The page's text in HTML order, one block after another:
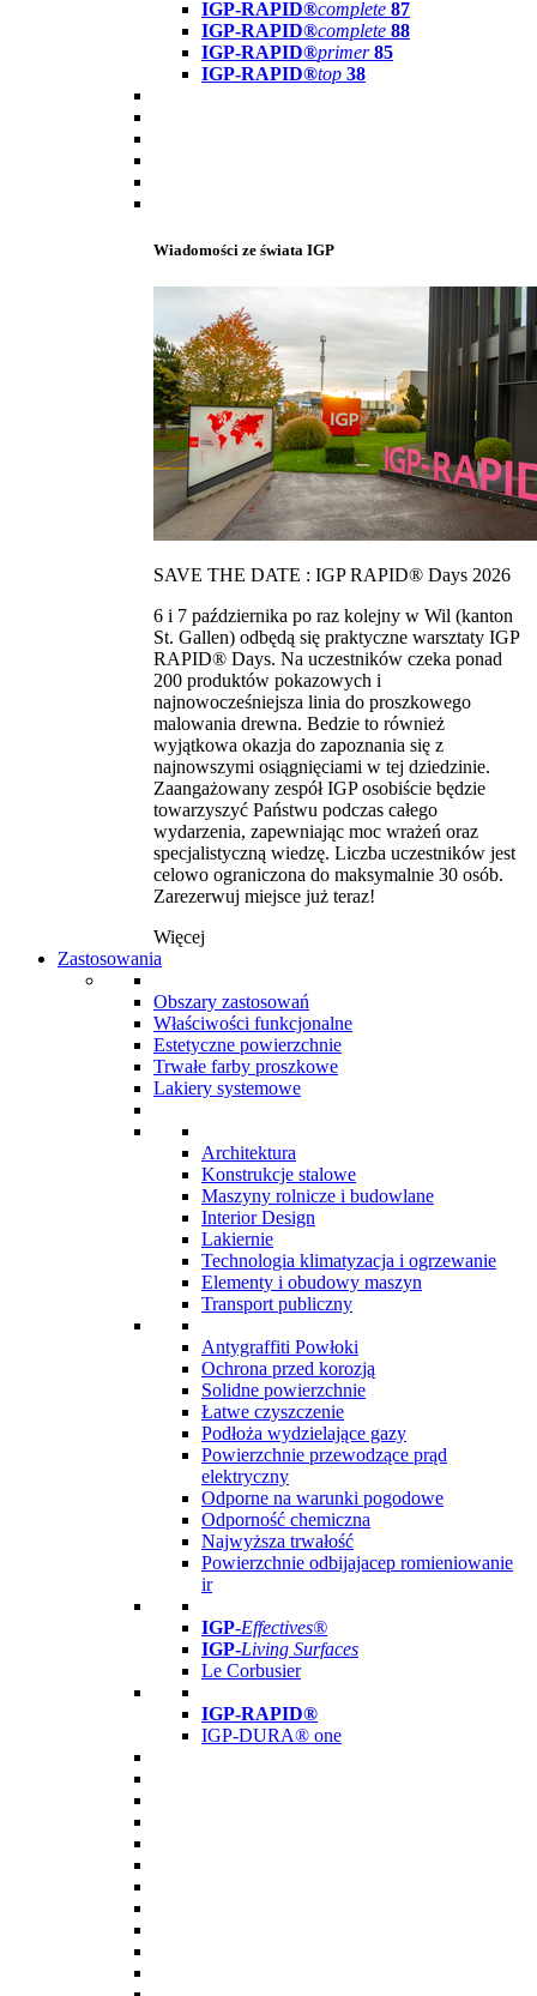
IGP-RAPID®complete 87
IGP-RAPID®complete 88
IGP-RAPID®primer 85
IGP-RAPID®top 38
Wiadomości ze świata IGP
SAVE THE DATE : IGP RAPID® Days 2026
6 i 7 października po raz kolejny w Wil (kanton
St. Gallen) odbędą się praktyczne warsztaty IGP
RAPID® Days. Na uczestników czeka ponad
200 produktów pokazowych i
najnowocześniejsza linia do proszkowego
malowania drewna. Bedzie to również
wyjątkowa okazja do zapoznania się z
najnowszymi osiągnięciami w tej dziedzinie.
Zaangażowany zespół IGP osobiście będzie
towarzyszyć Państwu podczas całego
wydarzenia, zapewniając moc wrażeń oraz
specjalistyczną wiedzę. Liczba uczestników jest
celowo ograniczona do maksymalnie 30 osób.
Zarezerwuj miejsce już teraz!
Więcej
Zastosowania
Obszary zastosowań
Właściwości funkcjonalne
Estetyczne powierzchnie
Trwałe farby proszkowe
Lakiery systemowe
Architektura
Konstrukcje stalowe
Maszyny rolnicze i budowlane
Interior Design
Lakiernie
Technologia klimatyzacja i ogrzewanie
Elementy i obudowy maszyn
Transport publiczny
Antygraffiti Powłoki
Ochrona przed korozją
Solidne powierzchnie
Łatwe czyszczenie
Podłoża wydzielające gazy
Powierzchnie przewodzące prąd
elektryczny
Odporne na warunki pogodowe
Odporność chemiczna
Najwyższa trwałość
Powierzchnie odbijajacep romieniowanie
ir
IGP-Effectives®
IGP-Living Surfaces
Le Corbusier
IGP-RAPID®
IGP-DURA® one